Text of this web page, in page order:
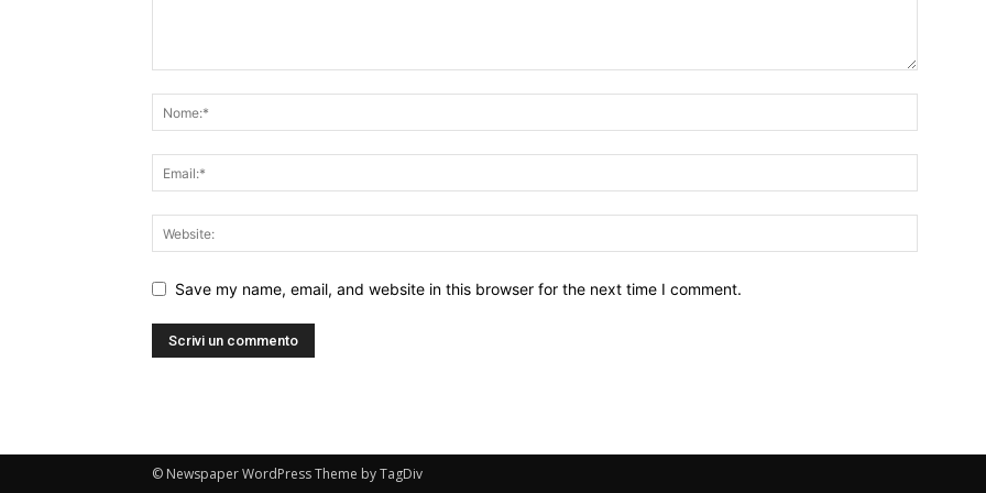
Save my name, email, and website in this browser for the next time I comment.
© Newspaper WordPress Theme by TagDiv